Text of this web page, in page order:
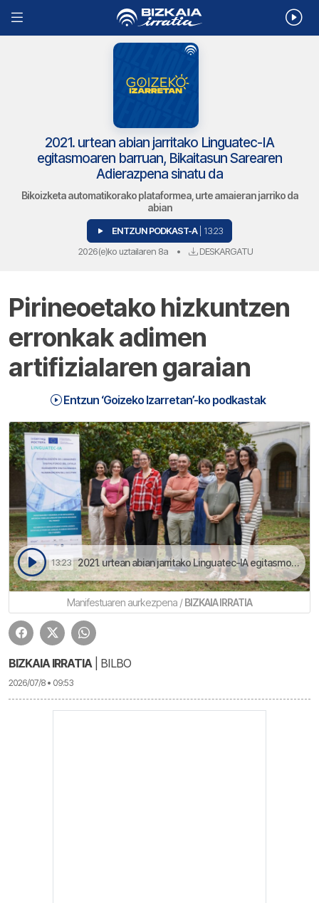
2021. urtean abian jarritako Linguatec-IA
egitasmoaren barruan, Bikaitasun Sarearen
Adierazpena sinatu da
Bikoizketa automatikorako plataformea, urte amaieran jarriko da
abian
ENTZUN PODKAST-A | 13:23
2026(e)ko uztailaren 8a • DESKARGATU
Pirineoetako hizkuntzen
erronkak adimen
artifizialaren garaian
Entzun ‘Goizeko Izarretan’-ko podkastak
13:23 2021. urtean abian jarritako Linguatec-IA egitasmoaren barruan, Bikaitasun Sarearen Adierazpena sinatu da | Goizeko Izarretan
Manifestuaren aurkezpena /BIZKAIA IRRATIA
BIZKAIA IRRATIA | BILBO
2026/07/8 • 09:53